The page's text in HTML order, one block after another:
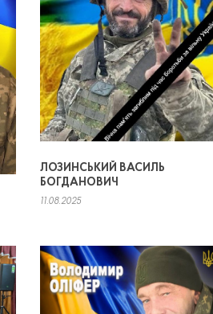
ЛОЗИНСЬКИЙ ВАСИЛЬ
БОГДАНОВИЧ
11.08.2025